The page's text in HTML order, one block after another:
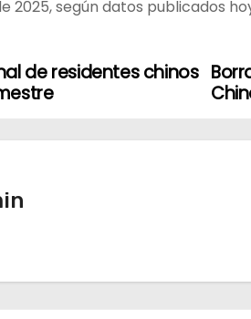
según datos publicados
de residentes chinos